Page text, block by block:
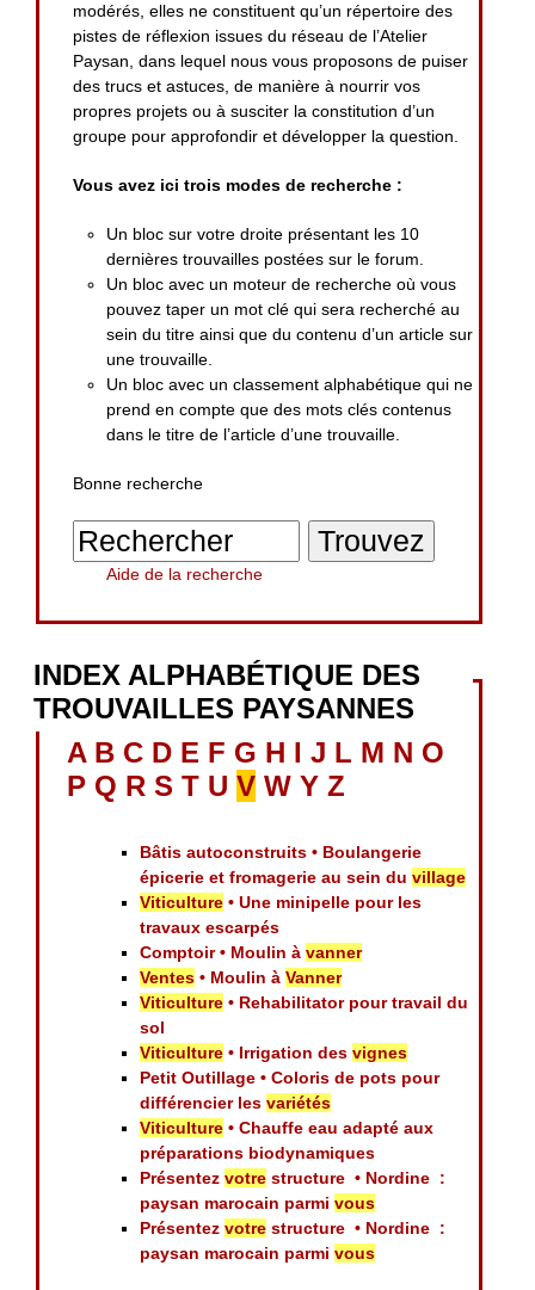
modérés, elles ne constituent qu’un répertoire des
pistes de réflexion issues du réseau de l’Atelier
Paysan, dans lequel nous vous proposons de puiser
des trucs et astuces, de manière à nourrir vos
propres projets ou à susciter la constitution d’un
groupe pour approfondir et développer la question.
Vous avez ici trois modes de recherche :
Un bloc sur votre droite présentant les 10
dernières trouvailles postées sur le forum.
Un bloc avec un moteur de recherche où vous
pouvez taper un mot clé qui sera recherché au
sein du titre ainsi que du contenu d’un article sur
une trouvaille.
Un bloc avec un classement alphabétique qui ne
prend en compte que des mots clés contenus
dans le titre de l’article d’une trouvaille.
Bonne recherche
Aide de la recherche
INDEX ALPHABÉTIQUE DES
TROUVAILLES PAYSANNES
A B C D E F G H I J L M N O
P Q R S T U V W Y Z
Bâtis autoconstruits • Boulangerie
épicerie et fromagerie au sein duvillage
Viticulture • Une minipelle pour les
travaux escarpés
Comptoir • Moulin àvanner
Ventes • Moulin àVanner
Viticulture • Rehabilitator pour travail du
sol
Viticulture • Irrigation desvignes
Petit Outillage • Coloris de pots pour
différencier lesvariétés
Viticulture • Chauffe eau adapté aux
préparations biodynamiques
Présentezvotre structure • Nordine :
paysan marocain parmivous
Présentezvotre structure • Nordine :
paysan marocain parmivous